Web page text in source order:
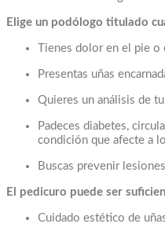
Elige un podólogo titulado
Tienes dolor en el pie o
Presentas uñas
Quieres un análisis de
Padeces diabetes,
condición que afecte a
Buscas prevenir
El pedicuro puede ser
Cuidado estético de